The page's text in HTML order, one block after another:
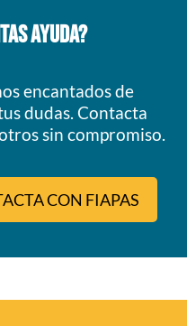
AYUDA?
encantados de
dudas. Contacta
sin compromiso.
CON FIAPAS